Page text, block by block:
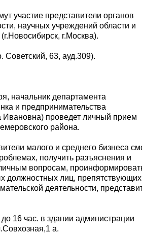
участие представители органов
научных учреждений области и
г.Москва).
Советский, 63, ауд.309).
начальник департамента
и предпринимательства
проведет личный прием
района.
малого и среднего бизнеса
получить разъяснения и
вопросам,
должностных лиц, препятствующих
деятельности,
16 час. в здании администрации
а.